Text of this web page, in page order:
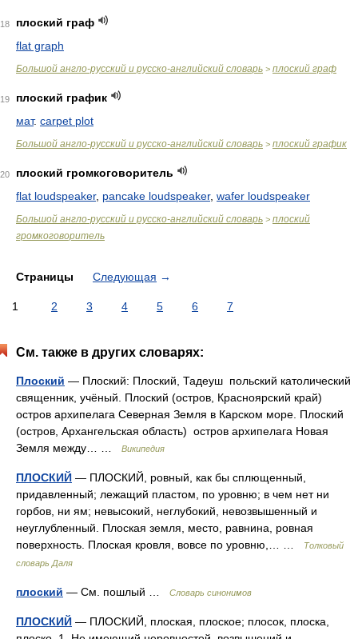
18
плоский граф
flat graph
Большой англо-русский и русско-английский словарь > плоский граф
19
плоский график
мат. carpet plot
Большой англо-русский и русско-английский словарь > плоский график
20
плоский громкоговоритель
flat loudspeaker, pancake loudspeaker, wafer loudspeaker
Большой англо-русский и русско-английский словарь > плоский
громкоговоритель
Страницы Следующая →
1 2 3 4 5 6 7
См. также в других словарях:
Плоский — Плоский: Плоский, Тадеуш польский католический
священник, учёный. Плоский (остров, Красноярский край)
остров архипелага Северная Земля в Карском море. Плоский
(остров, Архангельская область) остров архипелага Новая
Земля между… …
Википедия
ПЛОСКИЙ — ПЛОСКИЙ, ровный, как бы сплющенный,
придавленный; лежащий пластом, по уровню; в чем нет ни
горбов, ни ям; невысокий, неглубокий, невозвышенный и
неуглубленный. Плоская земля, место, равнина, ровная
поверхность. Плоская кровля, вовсе по уровню,… …
Толковый
словарь Даля
плоский — См. пошлый … Словарь синонимов
ПЛОСКИЙ — ПЛОСКИЙ, плоская, плоское; плосок, плоска,